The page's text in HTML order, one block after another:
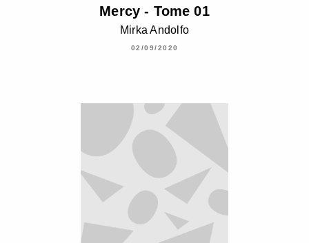
Mercy - Tome 01
Mirka Andolfo
02/09/2020